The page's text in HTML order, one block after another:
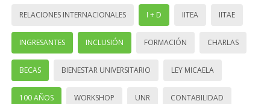
RELACIONES INTERNACIONALES I + D IITEA IITAE
INGRESANTES INCLUSIÓN FORMACIÓN CHARLAS
BECAS BIENESTAR UNIVERSITARIO LEY MICAELA
100 AÑOS WORKSHOP UNR CONTABILIDAD